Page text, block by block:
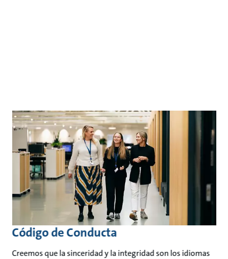
Código de Conducta
Creemos que la sinceridad y la integridad son los idiomas